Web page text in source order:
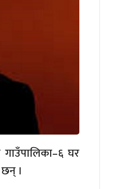
गाउँपालिका–६ घर
।